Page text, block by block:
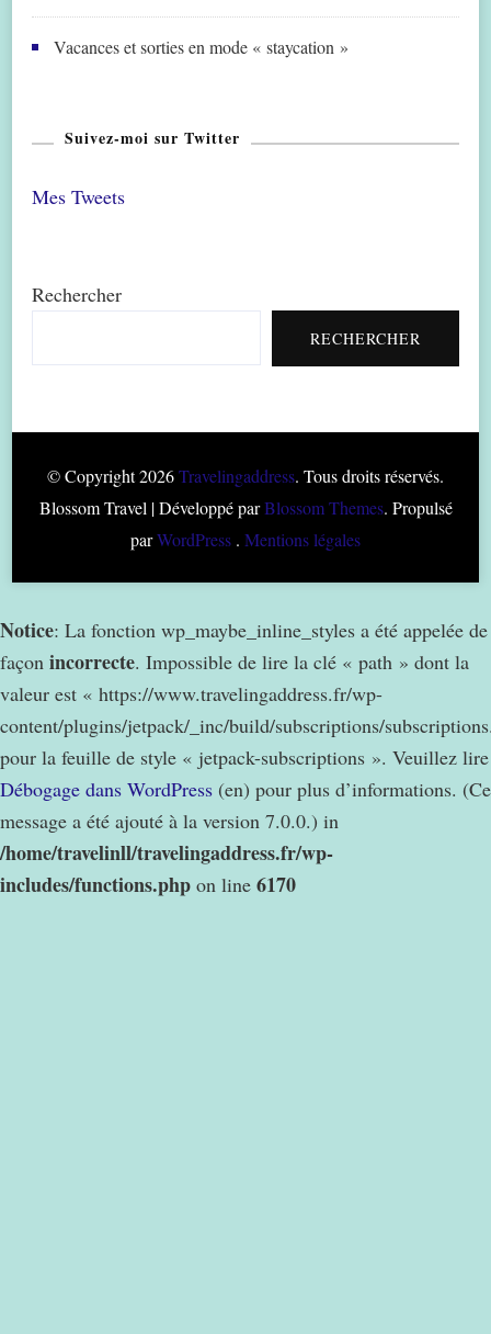
Vacances et sorties en mode « staycation »
Suivez-moi sur Twitter
Mes Tweets
Rechercher
RECHERCHER
© Copyright 2026Travelingaddress. Tous droits réservés.
Blossom Travel | Développé parBlossom Themes. Propulsé
parWordPress . Mentions légales
Notice: La fonction wp_maybe_inline_styles a été appelée de
façon incorrecte. Impossible de lire la clé « path » dont la
valeur est « https://www.travelingaddress.fr/wp-
content/plugins/jetpack/_inc/build/subscriptions/
pour la feuille de style « jetpack-subscriptions ». Veuillez lire
Débogage dans WordPress (en) pour plus d’informations. (Ce
message a été ajouté à la version 7.0.0.) in
/home/travelinll/travelingaddress.fr/wp-
includes/functions.php on line 6170